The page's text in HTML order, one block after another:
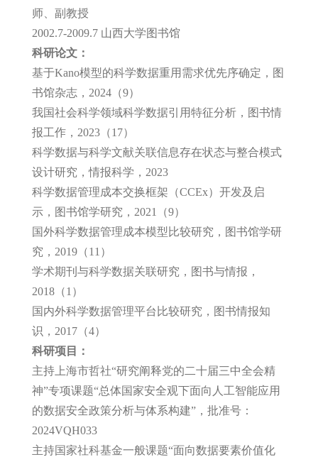
师、副教授
2002.7-2009.7 山西大学图书馆
科研论文：
基于Kano模型的科学数据重用需求优先序确定，图
书馆杂志，2024（9）
我国社会科学领域科学数据引用特征分析，图书情
报工作，2023（17）
科学数据与科学文献关联信息存在状态与整合模式
设计研究，情报科学，2023
科学数据管理成本交换框架（CCEx）开发及启
示，图书馆学研究，2021（9）
国外科学数据管理成本模型比较研究，图书馆学研
究，2019（11）
学术期刊与科学数据关联研究，图书与情报，
2018（1）
国内外科学数据管理平台比较研究，图书情报知
识，2017（4）
科研项目：
主持上海市哲社“研究阐释党的二十届三中全会精
神”专项课题“总体国家安全观下面向人工智能应用
的数据安全政策分析与体系构建”，批准号：
2024VQH033
主持国家社科基金一般课题“面向数据要素价值化